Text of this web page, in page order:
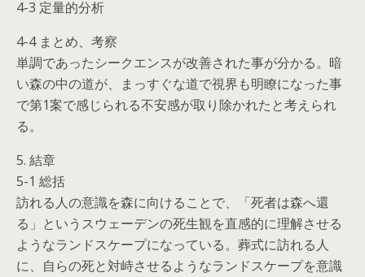
4-3 定量的分析
4-4 まとめ、考察
単調であったシークエンスが改善された事が分かる。暗
い森の中の道が、まっすぐな道で視界も明瞭になった事
で第1案で感じられる不安感が取り除かれたと考えられ
る。
5. 結章
5-1 総括
訪れる人の意識を森に向けることで、「死者は森へ還
る」というスウェーデンの死生観を直感的に理解させる
ようなランドスケープになっている。葬式に訪れる人
に、自らの死と対峙させるようなランドスケープを意識